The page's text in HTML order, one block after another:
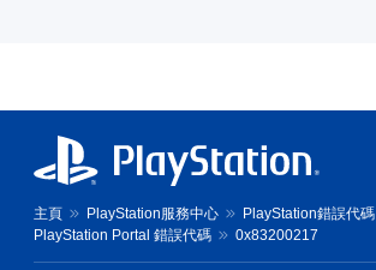
主頁 PlayStation服務中心
PlayStation錯誤代碼
PlayStation Portal 錯誤代碼
0x83200217